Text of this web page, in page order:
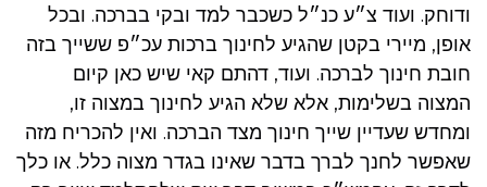
ודוחק. ועוד צ״ע כנ״ל כשכבר למד ובקי בברכה. ובכל
אופן, מיירי בקטן שהגיע לחינוך ברכות עכ״פ ששייך בזה
חובת חינוך לברכה. ועוד, דהתם קאי שיש כאן קיום
המצוה בשלימות, אלא שלא הגיע לחינוך במצוה זו,
ומחדש שעדיין שייך חינוך מצד הברכה. ואין להכריח מזה
שאפשר לחנך לברך בדבר שאינו בגדר מצוה כלל. או כלך